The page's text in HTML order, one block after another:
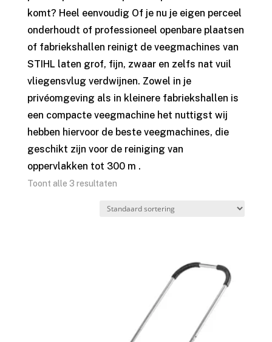
komt? Heel eenvoudig Of je nu je eigen perceel
onderhoudt of professioneel openbare plaatsen
of fabriekshallen reinigt de veegmachines van
STIHL laten grof, fijn, zwaar en zelfs nat vuil
vliegensvlug verdwijnen. Zowel in je
privéomgeving als in kleinere fabriekshallen is
een compacte veegmachine het nuttigst wij
hebben hiervoor de beste veegmachines, die
geschikt zijn voor de reiniging van
oppervlakken tot 300 m .
Toont alle 3 resultaten